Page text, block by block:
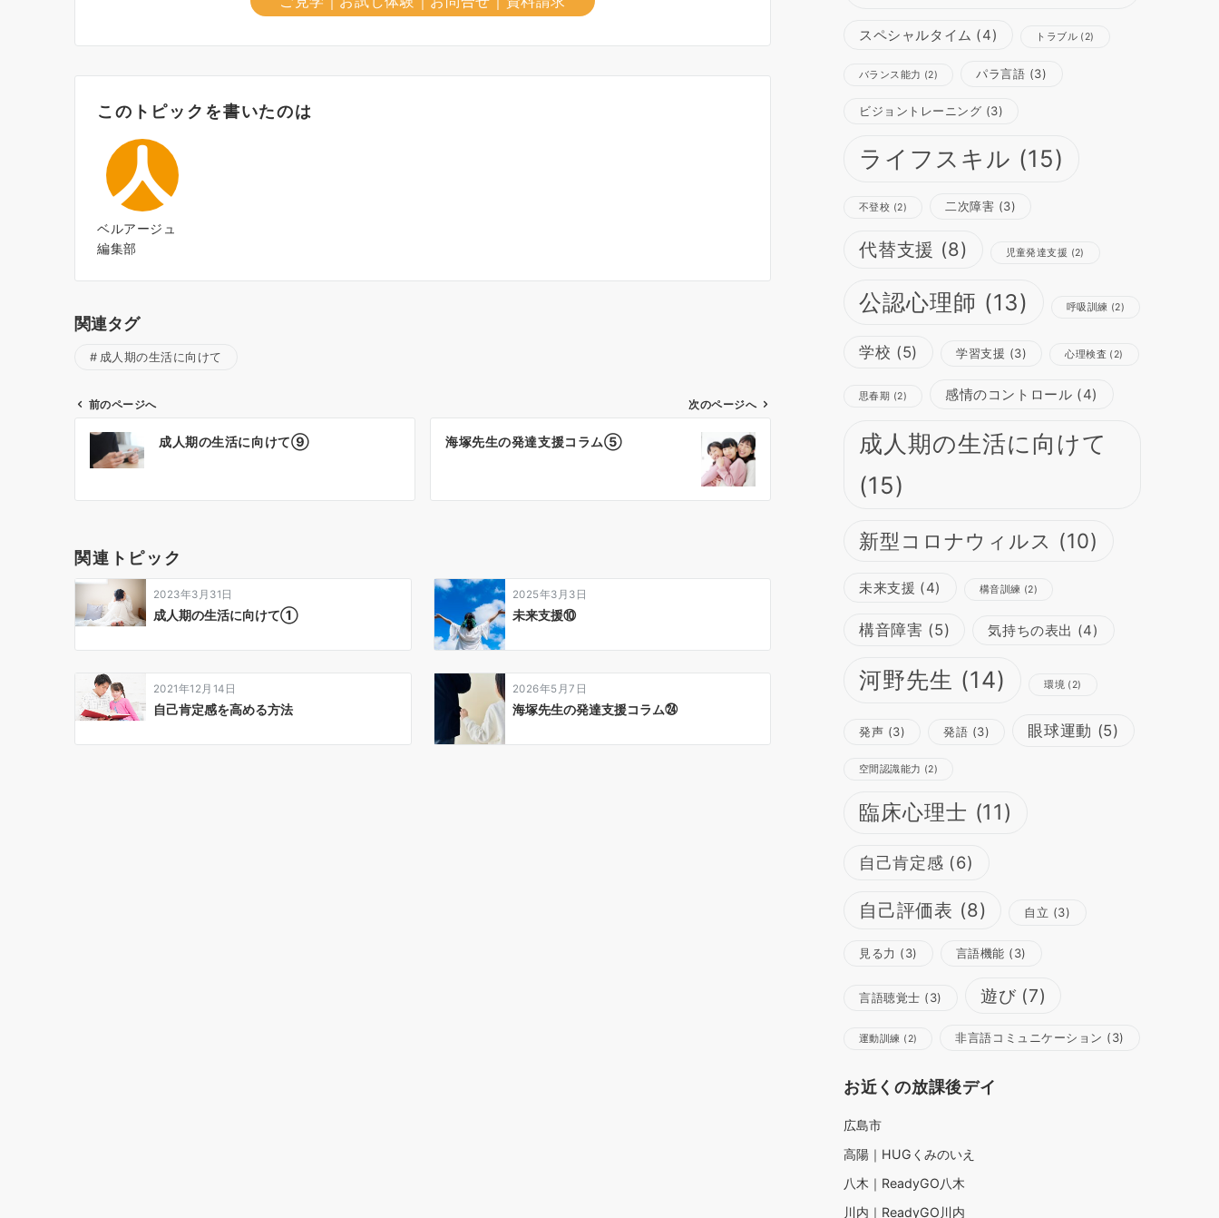
このトピックを書いたのは
ベルアージュ
編集部
関連タグ
成人期の生活に向けて
投
稿
ゲ
ー
シ
ョ
前のページへ
成人期の生活に向けて⑨
次のページへ
海塚先生の発達支援コラム⑤
関連トピック
2023年3月31日
成人期の生活に向けて①
2025年3月3日
未来支援⑩
2021年12月14日
自己肯定感を高める方法
2026年5月7日
海塚先生の発達支援コラム㉔
スペシャルタイム (4) トラブル (2)
バランス能力 (2) パラ言語 (3)
ビジョントレーニング (3)
ライフスキル (15)
不登校 (2) 二次障害 (3)
代替支援 (8) 児童発達支援 (2)
公認心理師 (13) 呼吸訓練 (2)
学校 (5) 学習支援 (3) 心理検査 (2)
思春期 (2) 感情のコントロール (4)
成人期の生活に向けて
(15)
新型コロナウィルス (10)
未来支援 (4) 構音訓練 (2)
構音障害 (5) 気持ちの表出 (4)
河野先生 (14) 環境(2)
発声 (3) 発語 (3) 眼球運動 (5)
空間認識能力 (2)
臨床心理士 (11)
自己肯定感 (6)
自己評価表 (8) 自立 (3)
見る力 (3) 言語機能 (3)
言語聴覚士 (3) 遊び(7)
運動訓練 (2) 非言語コミュニケーション (3)
お近くの放課後デイ
広島市
高陽｜HUGくみのいえ
八木｜ReadyGO八木
川内｜ReadyGO川内